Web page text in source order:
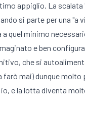
appiglio. La
si parte per una "a
minimo
e ben
che si
mai) dunque
e la lotta diventa